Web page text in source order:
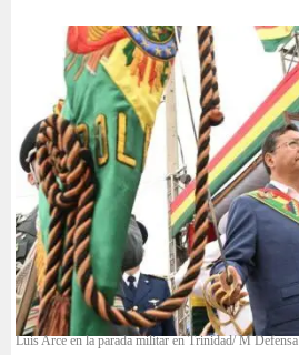
Luis Arce en la parada militar en Trinidad/ M Defensa